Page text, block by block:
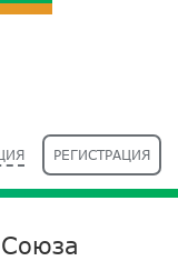
РЕГИСТРАЦИЯ
Союза